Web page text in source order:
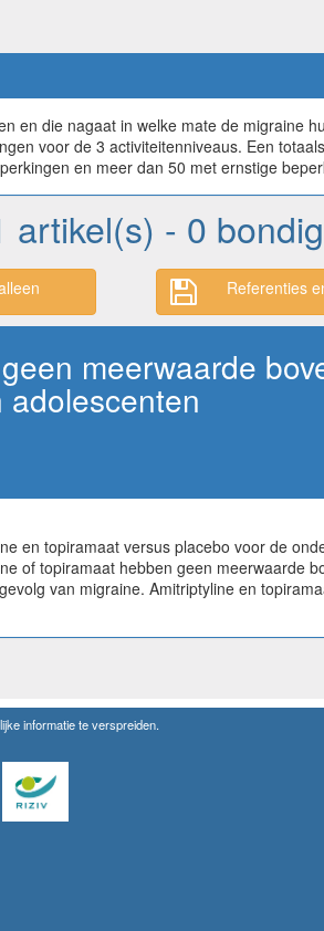
en die nagaat in welke mate de migraine
voor de 3 activiteitenniveaus. Een
en meer dan 50 met ernstige
artikel(s) - 0
Referenties
meerwaarde
en topiramaat versus placebo voor de
of topiramaat hebben geen meerwaarde
van migraine. Amitriptyline en
informatie te verspreiden.